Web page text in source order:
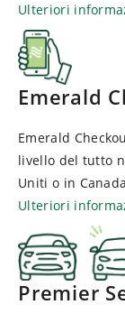
Ulteriori
Emerald
Emerald
livello del tutto
Uniti o in
Ulteriori
Premier